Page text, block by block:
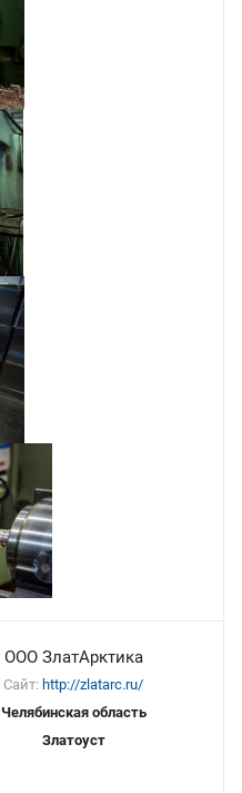
ООО ЗлатАрктика
Сайт: http://zlatarc.ru/
Челябинская область
Златоуст